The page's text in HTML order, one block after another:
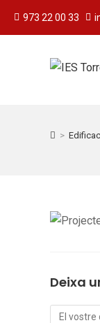
973 22 00 33
>
Deixa